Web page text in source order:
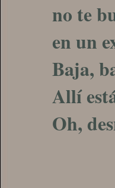
no te
en un
Baja,
Allí
Oh,